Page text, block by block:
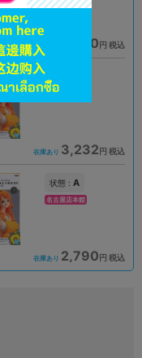
在庫あり 3,590円 税込
熊本店
在庫あり 3,232円 税込
状態 : A
名古屋店本館
在庫あり 2,790円 税込